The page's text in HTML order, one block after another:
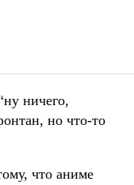
ничего,
но что-то
что аниме